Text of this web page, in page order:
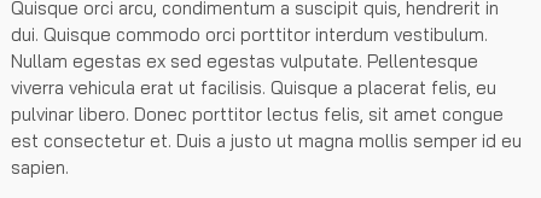
Quisque orci arcu, condimentum a suscipit quis, hendrerit in
dui. Quisque commodo orci porttitor interdum vestibulum.
Nullam egestas ex sed egestas vulputate. Pellentesque
viverra vehicula erat ut facilisis. Quisque a placerat felis, eu
pulvinar libero. Donec porttitor lectus felis, sit amet congue
est consectetur et. Duis a justo ut magna mollis semper id eu
sapien.